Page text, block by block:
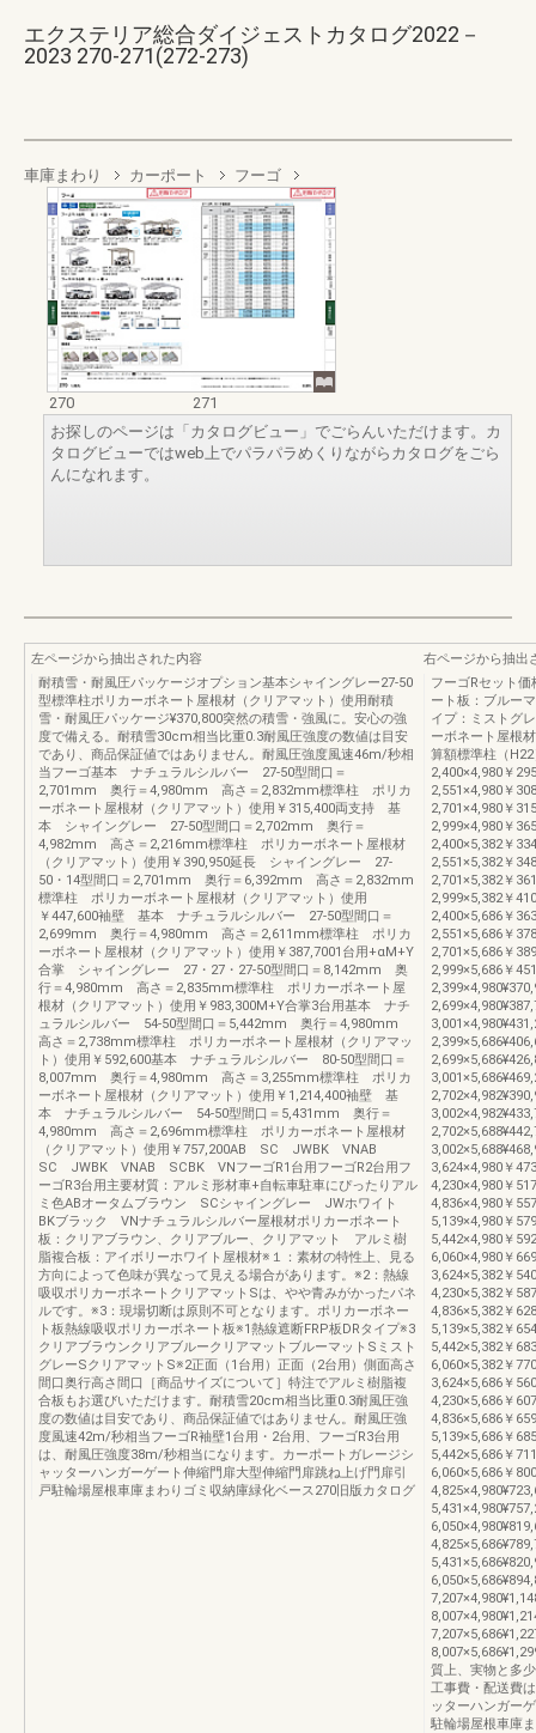
エクステリア総合ダイジェストカタログ2022－
2023 270-271(272-273)
車庫まわり カーポート フーゴ
270
271
お探しのページは「カタログビュー」でごらんいただけます。カ
タログビューではweb上でパラパラめくりながらカタログをごら
んになれます。
左ページから抽出された内容
耐積雪・耐風圧パッケージオプション基本シャイングレー27-50
型標準柱ポリカーボネート屋根材（クリアマット）使用耐積
雪・耐風圧パッケージ¥370,800突然の積雪・強風に。安心の強
度で備える。耐積雪30cm相当比重0.3耐風圧強度の数値は目安
であり、商品保証値ではありません。耐風圧強度風速46m/秒相
当フーゴ基本 ナチュラルシルバー 27-50型間口＝
2,701mm 奥行＝4,980mm 高さ＝2,832mm標準柱 ポリカ
ーボネート屋根材（クリアマット）使用￥315,400両支持 基
本 シャイングレー 27-50型間口＝2,702mm 奥行＝
4,982mm 高さ＝2,216mm標準柱 ポリカーボネート屋根材
（クリアマット）使用￥390,950延長 シャイングレー 27-
50・14型間口＝2,701mm 奥行＝6,392mm 高さ＝2,832mm
標準柱 ポリカーボネート屋根材（クリアマット）使用
￥447,600袖壁 基本 ナチュラルシルバー 27-50型間口＝
2,699mm 奥行＝4,980mm 高さ＝2,611mm標準柱 ポリカ
ーボネート屋根材（クリアマット）使用￥387,7001台用+αM+Y
合掌 シャイングレー 27・27・27-50型間口＝8,142mm 奥
行＝4,980mm 高さ＝2,835mm標準柱 ポリカーボネート屋
根材（クリアマット）使用￥983,300M+Y合掌3台用基本 ナチ
ュラルシルバー 54-50型間口＝5,442mm 奥行＝4,980mm
高さ＝2,738mm標準柱 ポリカーボネート屋根材（クリアマッ
ト）使用￥592,600基本 ナチュラルシルバー 80-50型間口＝
8,007mm 奥行＝4,980mm 高さ＝3,255mm標準柱 ポリカ
ーボネート屋根材（クリアマット）使用￥1,214,400袖壁 基
本 ナチュラルシルバー 54-50型間口＝5,431mm 奥行＝
4,980mm 高さ＝2,696mm標準柱 ポリカーボネート屋根材
（クリアマット）使用￥757,200AB SC JWBK VNAB
SC JWBK VNAB SCBK VNフーゴR1台用フーゴR2台用フ
ーゴR3台用主要材質：アルミ形材車+自転車駐車にぴったりアル
ミ色ABオータムブラウン SCシャイングレー JWホワイト
BKブラック VNナチュラルシルバー屋根材ポリカーボネート
板：クリアブラウン、クリアブルー、クリアマット アルミ樹
脂複合板：アイボリーホワイト屋根材※１：素材の特性上、見る
方向によって色味が異なって見える場合があります。※2：熱線
吸収ポリカーボネートクリアマットSは、やや青みがかったパネ
ルです。※3：現場切断は原則不可となります。ポリカーボネー
ト板熱線吸収ポリカーボネート板※1熱線遮断FRP板DRタイプ※3
クリアブラウンクリアブルークリアマットブルーマットSミスト
グレーSクリアマットS※2正面（1台用）正面（2台用）側面高さ
間口奥行高さ間口［商品サイズについて］特注でアルミ樹脂複
合板もお選びいただけます。耐積雪20cm相当比重0.3耐風圧強
度の数値は目安であり、商品保証値ではありません。耐風圧強
度風速42m/秒相当フーゴR袖壁1台用・2台用、フーゴR3台用
は、耐風圧強度38m/秒相当になります。カーポートガレージシ
ャッターハンガーゲート伸縮門扉大型伸縮門扉跳ね上げ門扉引
戸駐輪場屋根車庫まわりゴミ収納庫緑化ベース270旧版カタログ
右ページから抽出
フーゴRセット
ート板：ブルー
イプ：ミストグ
ーボネート屋根
算額標準柱（
2,400×4,980￥
2,551×4,980￥
2,701×4,980￥
2,999×4,980￥
2,400×5,382￥
2,551×5,382￥
2,701×5,382￥
2,999×5,382￥
2,400×5,686￥
2,551×5,686￥
2,701×5,686￥
2,999×5,686￥
3,624×4,980￥
4,230×4,980￥
4,836×4,980￥
5,139×4,980￥
5,442×4,980￥
6,060×4,980￥
3,624×5,382￥
4,230×5,382￥
4,836×5,382￥
5,139×5,382￥
5,442×5,382￥
6,060×5,382￥
3,624×5,686￥
4,230×5,686￥
4,836×5,686￥
5,139×5,686￥
5,442×5,686￥
6,060×5,686￥
質上、実物と多
工事費・配送費
ッターハンガー
駐輪場屋根車庫